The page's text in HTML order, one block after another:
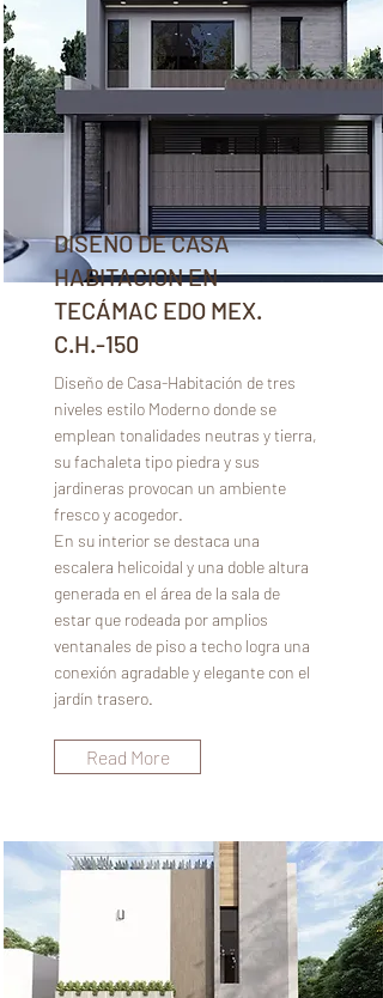
DISEÑO DE CASA
HABITACION EN
TECÁMAC EDO MEX.
C.H.-150
Diseño de Casa-Habitación de tres
niveles estilo Moderno donde se
emplean tonalidades neutras y tierra,
su fachaleta tipo piedra y sus
jardineras provocan un ambiente
fresco y acogedor.
En su interior se destaca una
escalera helicoidal y una doble altura
generada en el área de la sala de
estar que rodeada por amplios
ventanales de piso a techo logra una
conexión agradable y elegante con el
jardín trasero.
Read More